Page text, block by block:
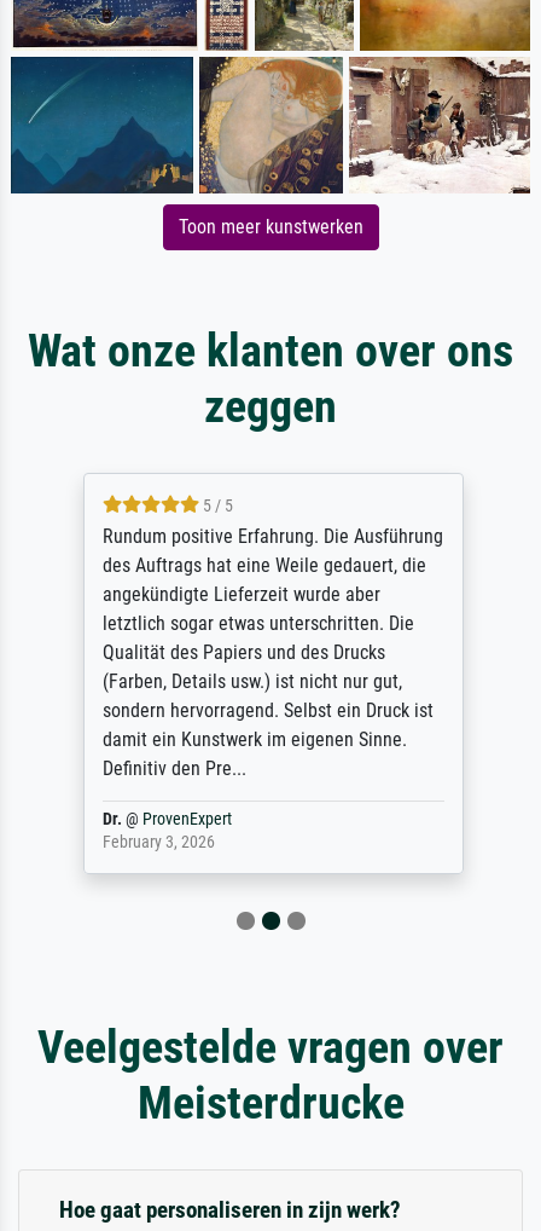
Toon meer kunstwerken
Wat onze klanten over ons
zeggen
5 / 5
Rundum positive Erfahrung. Die Ausführung
des Auftrags hat eine Weile gedauert, die
angekündigte Lieferzeit wurde aber
letztlich sogar etwas unterschritten. Die
Qualität des Papiers und des Drucks
(Farben, Details usw.) ist nicht nur gut,
sondern hervorragend. Selbst ein Druck ist
damit ein Kunstwerk im eigenen Sinne.
Definitiv den Pre...
Dr.@ ProvenExpert
February 3, 2026
Veelgestelde vragen over
Meisterdrucke
Hoe gaat personaliseren in zijn werk?